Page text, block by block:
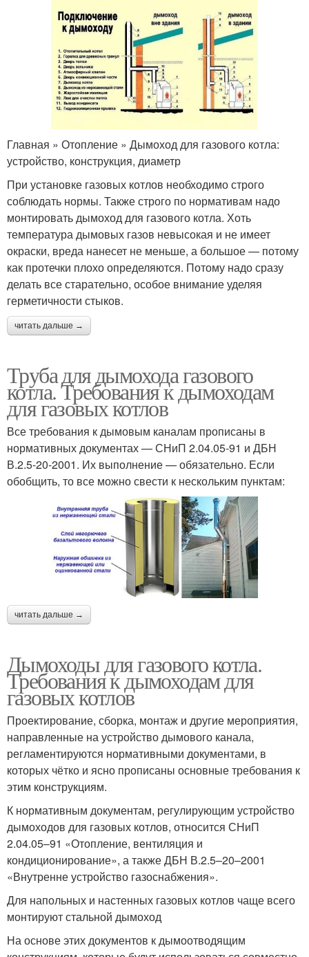
Главная » Отопление » Дымоход для газового котла:
устройство, конструкция, диаметр
При установке газовых котлов необходимо строго
соблюдать нормы. Также строго по нормативам надо
монтировать дымоход для газового котла. Хоть
температура дымовых газов невысокая и не имеет
окраски, вреда нанесет не меньше, а большое — потому
как протечки плохо определяются. Потому надо сразу
делать все старательно, особое внимание уделяя
герметичности стыков.
читать дальше →
Труба для дымохода газового
котла. Требования к дымоходам
для газовых котлов
Все требования к дымовым каналам прописаны в
нормативных документах — СНиП 2.04.05-91 и ДБН
В.2.5-20-2001. Их выполнение — обязательно. Если
обобщить, то все можно свести к нескольким пунктам:
читать дальше →
Дымоходы для газового котла.
Требования к дымоходам для
газовых котлов
Проектирование, сборка, монтаж и другие мероприятия,
направленные на устройство дымового канала,
регламентируются нормативными документами, в
которых чётко и ясно прописаны основные требования к
этим конструкциям.
К нормативным документам, регулирующим устройство
дымоходов для газовых котлов, относится СНиП
2.04.05–91 «Отопление, вентиляция и
кондиционирование», а также ДБН В.2.5–20–2001
«Внутренне устройство газоснабжения».
Для напольных и настенных газовых котлов чаще всего
монтируют стальной дымоход
На основе этих документов к дымоотводящим